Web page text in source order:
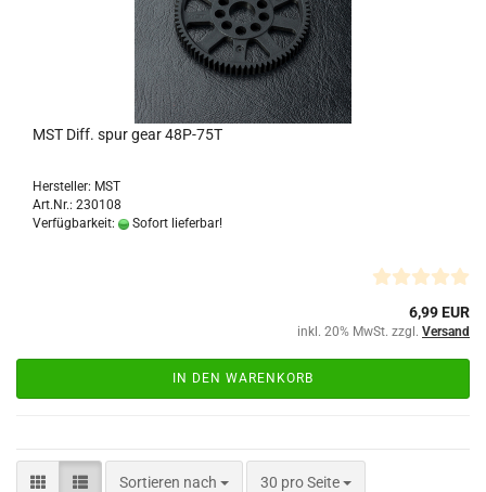
MST Diff. spur gear 48P-75T
Hersteller: MST
Art.Nr.: 230108
Verfügbarkeit:
Sofort lieferbar!
6,99 EUR
inkl. 20% MwSt. zzgl. Versand
IN DEN WARENKORB
Sortieren nach
Sortieren nach 30 pro Seite
pro Seite